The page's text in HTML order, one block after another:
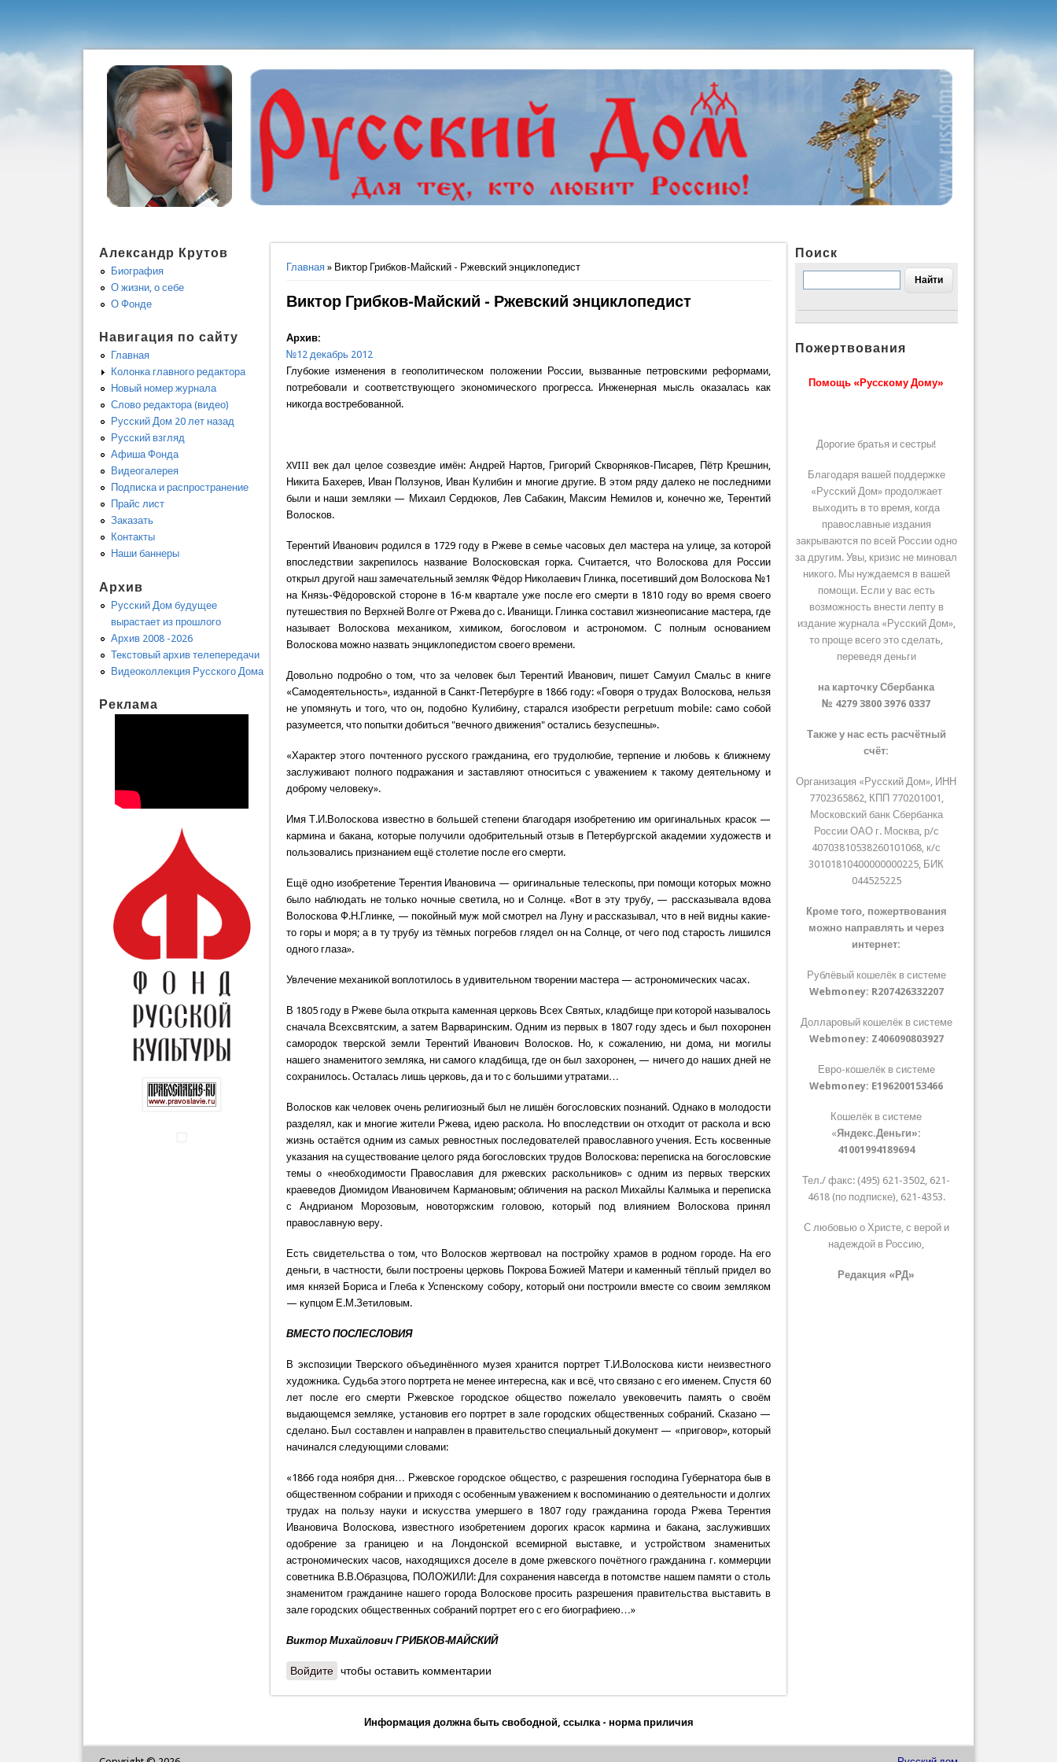
Вы здесь
Главная » Виктор Грибков-Майский - Ржевский энциклопедист
Виктор Грибков-Майский - Ржевский энциклопедист
Архив:
№12 декабрь 2012
Глубокие изменения в геополитическом положении России, вызванные петровскими реформами,
потребовали и соответствующего экономического прогресса. Инженерная мысль оказалась как
никогда востребованной.
XVIII век дал целое созвездие имён: Андрей Нартов, Григорий Скворняков-Писарев, Пётр Крешнин,
Никита Бахерев, Иван Ползунов, Иван Кулибин и многие другие. В этом ряду далеко не последними
были и наши земляки — Михаил Сердюков, Лев Сабакин, Максим Немилов и, конечно же, Терентий
Волосков.
Терентий Иванович родился в 1729 году в Ржеве в семье часовых дел мастера на улице, за которой
впоследствии закрепилось название Волосковская горка. Считается, что Волоскова для России
открыл другой наш замечательный земляк Фёдор Николаевич Глинка, посетивший дом Волоскова №1
на Князь-Фёдоровской стороне в 16-м квартале уже после его смерти в 1810 году во время своего
путешествия по Верхней Волге от Ржева до с. Иванищи. Глинка составил жизнеописание мастера, где
называет Волоскова механиком, химиком, богословом и астрономом. С полным основанием
Волоскова можно назвать энциклопедистом своего времени.
Довольно подробно о том, что за человек был Терентий Иванович, пишет Самуил Смальс в книге
«Самодеятельность», изданной в Санкт-Петербурге в 1866 году: «Говоря о трудах Волоскова, нельзя
не упомянуть и того, что он, подобно Кулибину, старался изобрести perpetuum mobile: само собой
разумеется, что попытки добиться "вечного движения" остались безуспешны».
«Характер этого почтенного русского гражданина, его трудолюбие, терпение и любовь к ближнему
заслуживают полного подражания и заставляют относиться с уважением к такому деятельному и
доброму человеку».
Имя Т.И.Волоскова известно в большей степени благодаря изобретению им оригинальных красок —
кармина и бакана, которые получили одобрительный отзыв в Петербургской академии художеств и
пользовались признанием ещё столетие после его смерти.
Ещё одно изобретение Терентия Ивановича — оригинальные телескопы, при помощи которых можно
было наблюдать не только ночные светила, но и Солнце. «Вот в эту трубу, — рассказывала вдова
Волоскова Ф.Н.Глинке, — покойный муж мой смотрел на Луну и рассказывал, что в ней видны какие-
то горы и моря; а в ту трубу из тёмных погребов глядел он на Солнце, от чего под старость лишился
одного глаза».
Увлечение механикой воплотилось в удивительном творении мастера — астрономических часах.
В 1805 году в Ржеве была открыта каменная церковь Всех Святых, кладбище при которой называлось
сначала Всехсвятским, а затем Варваринским. Одним из первых в 1807 году здесь и был похоронен
самородок тверской земли Терентий Иванович Волосков. Но, к сожалению, ни дома, ни могилы
нашего знаменитого земляка, ни самого кладбища, где он был захоронен, — ничего до наших дней не
сохранилось. Осталась лишь церковь, да и то с большими утратами…
Волосков как человек очень религиозный был не лишён богословских познаний. Однако в молодости
разделял, как и многие жители Ржева, идею раскола. Но впоследствии он отходит от раскола и всю
жизнь остаётся одним из самых ревностных последователей православного учения. Есть косвенные
указания на существование целого ряда богословских трудов Волоскова: переписка на богословские
темы о «необходимости Православия для ржевских раскольников» с одним из первых тверских
краеведов Диомидом Ивановичем Кармановым; обличения на раскол Михайлы Калмыка и переписка
с Андрианом Морозовым, новоторжским головою, который под влиянием Волоскова принял
православную веру.
Есть свидетельства о том, что Волосков жертвовал на постройку храмов в родном городе. На его
деньги, в частности, были построены церковь Покрова Божией Матери и каменный тёплый придел во
имя князей Бориса и Глеба к Успенскому собору, который они построили вместе со своим земляком
— купцом Е.М.Зетиловым.
ВМЕСТО ПОСЛЕСЛОВИЯ
В экспозиции Тверского объединённого музея хранится портрет Т.И.Волоскова кисти неизвестного
художника. Судьба этого портрета не менее интересна, как и всё, что связано с его именем. Спустя 60
лет после его смерти Ржевское городское общество пожелало увековечить память о своём
выдающемся земляке, установив его портрет в зале городских общественных собраний. Сказано —
сделано. Был составлен и направлен в правительство специальный документ — «приговор», который
начинался следующими словами:
«1866 года ноября дня… Ржевское городское общество, с разрешения господина Губернатора быв в
общественном собрании и приходя с особенным уважением к воспоминанию о деятельности и долгих
трудах на пользу науки и искусства умершего в 1807 году гражданина города Ржева Терентия
Ивановича Волоскова, известного изобретением дорогих красок кармина и бакана, заслуживших
одобрение за границею и на Лондонской всемирной выставке, и устройством знаменитых
астрономических часов, находящихся доселе в доме ржевского почётного гражданина г. коммерции
советника В.В.Образцова, ПОЛОЖИЛИ: Для сохранения навсегда в потомстве нашем памяти о столь
знаменитом гражданине нашего города Волоскове просить разрешения правительства выставить в
зале городских общественных собраний портрет его с его биографиею…»
Виктор Михайлович ГРИБКОВ-МАЙСКИЙ
Войдите чтобы оставить комментарии
Александр Крутов
Биография
О жизни, о себе
О Фонде
Навигация по сайту
Главная
Колонка главного редактора
Новый номер журнала
Слово редактора (видео)
Русский Дом 20 лет назад
Русский взгляд
Афиша Фонда
Видеогалерея
Подписка и распространение
Прайс лист
Заказать
Контакты
Наши баннеры
Архив
Русский Дом будущее
вырастает из прошлого
Архив 2008 -2026
Текстовый архив телепередачи
Видеоколлекция Русского Дома
Реклама
Поиск
Пожертвования
Помощь «Русскому Дому»
Дорогие братья и сестры!
Благодаря вашей поддержке
«Русский Дом» продолжает
выходить в то время, когда
православные издания
закрываются по всей России одно
за другим. Увы, кризис не миновал
никого. Мы нуждаемся в вашей
помощи. Если у вас есть
возможность внести лепту в
издание журнала «Русский Дом»,
то проще всего это сделать,
переведя деньги
на карточку Сбербанка
№ 4279 3800 3976 0337
Также у нас есть расчётный
счёт:
Организация «Русский Дом», ИНН
7702365862, КПП 770201001,
Московский банк Сбербанка
России ОАО г. Москва, р/с
40703810538260101068, к/с
30101810400000000225, БИК
044525225
Кроме того, пожертвования
можно направлять и через
интернет:
Рублёвый кошелёк в системе
Webmoney: R207426332207
Долларовый кошелёк в системе
Webmoney: Z406090803927
Евро-кошелёк в системе
Webmoney: E196200153466
Кошелёк в системе
«Яндекс.Деньги»:
41001994189694
Тел./ факс: (495) 621-3502, 621-
4618 (по подписке), 621-4353.
С любовью о Христе, с верой и
надеждой в Россию,
Редакция «РД»
Информация должна быть свободной, ссылка - норма приличия